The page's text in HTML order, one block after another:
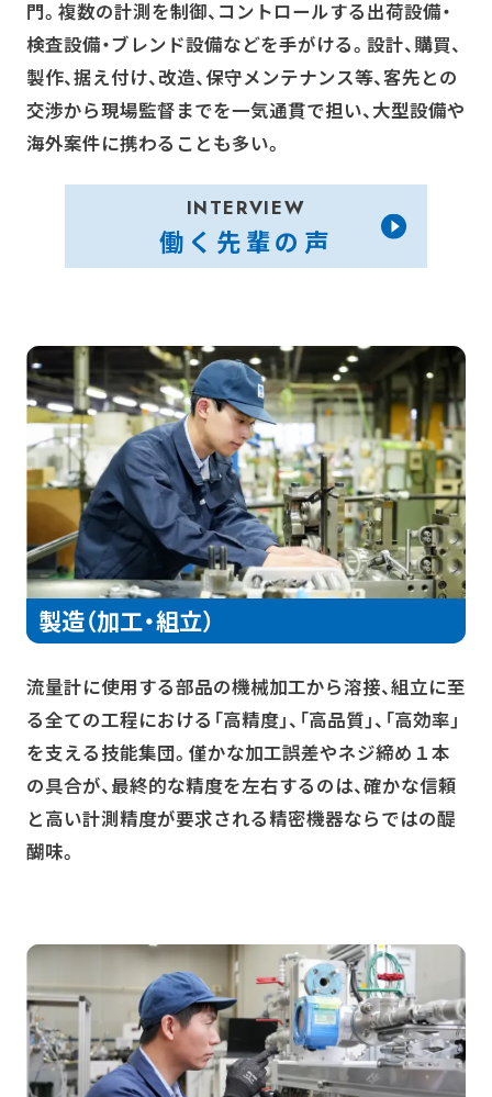
門。複数の計測を制御、コントロールする出荷設備・
検査設備・ブレンド設備などを手がける。設計、購買、
製作、据え付け、改造、保守メンテナンス等、客先との
交渉から現場監督までを一気通貫で担い、大型設備や
海外案件に携わることも多い。
INTERVIEW
働く先輩の声
製造（加工・組立）
流量計に使用する部品の機械加工から溶接、組立に至
る全ての工程における「高精度」、「高品質」、「高効率」
を支える技能集団。僅かな加工誤差やネジ締め１本
の具合が、最終的な精度を左右するのは、確かな信頼
と高い計測精度が要求される精密機器ならではの醍
醐味。